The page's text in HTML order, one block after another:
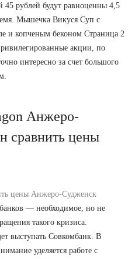
45 рублей будут равноценны 4,5
Мышечка Викуся Суп с
и копченым беконом Страница 2
акции, по
интересно за счет большого
Анжеро-
сравнить цены
цены Анжеро-Судженск
— необходимое, но не
такого кризиса.
выступать Совкомбанк. В
уделяется работе с